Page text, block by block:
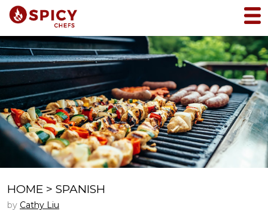
HOME > SPANISH
by Cathy Liu